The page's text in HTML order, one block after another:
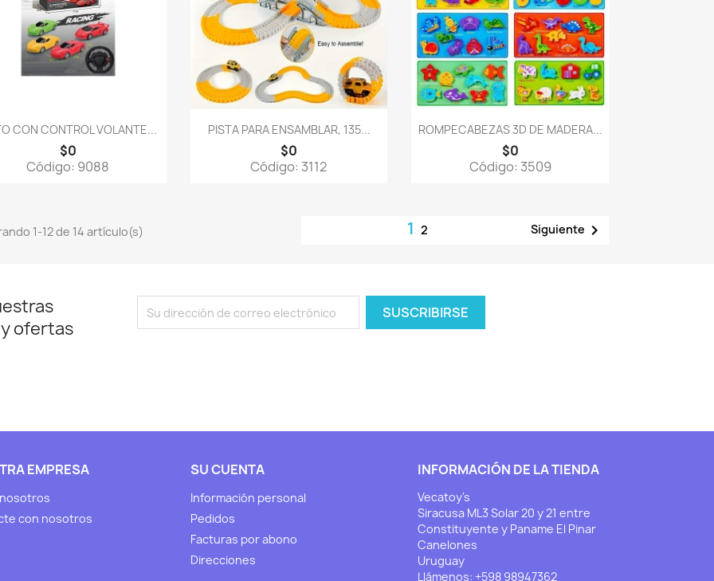
Vista rápida
CON CONTROL VOLANTE...
$0
Código: 9088
Vista rápida
PISTA PARA ENSAMBLAR, 135...
$0
Código: 3112
Vista rápida
ROMPECABEZAS 3D DE MADERA...
$0
Código: 3509
1-12 de 14 artículo(s) 1 2 Siguiente 
ofertas
EMPRESA
con nosotros
SU CUENTA
Información personal
Pedidos
Facturas por abono
Direcciones
INFORMACIÓN DE LA TIENDA
Vecatoy's
Siracusa ML3 Solar 20 y 21 entre
Constituyente y Paname El Pinar
Canelones
Uruguay
Llámenos: +598 98947362